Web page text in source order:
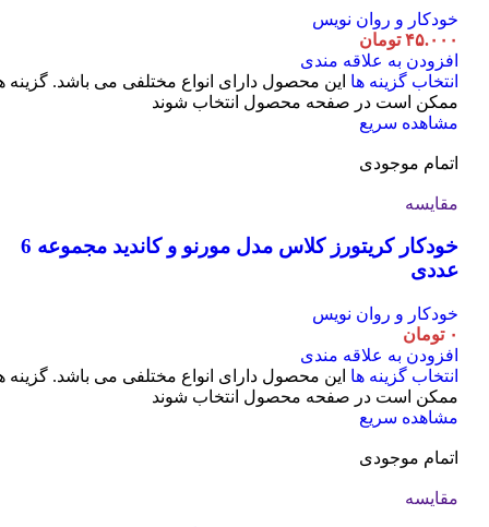
خودکار و روان نویس
۴۵.۰۰۰ تومان
افزودن به علاقه مندی
انتخاب گزینه ها این محصول دارای انواع مختلفی می باشد. گزینه
ممکن است در صفحه محصول انتخاب شوند
مشاهده سریع
اتمام موجودی
مقایسه
خودکار کریتورز کلاس مدل مورنو و کاندید مجموعه 6
عددی
خودکار و روان نویس
۰ تومان
افزودن به علاقه مندی
انتخاب گزینه ها این محصول دارای انواع مختلفی می باشد. گزینه
ممکن است در صفحه محصول انتخاب شوند
مشاهده سریع
اتمام موجودی
مقایسه